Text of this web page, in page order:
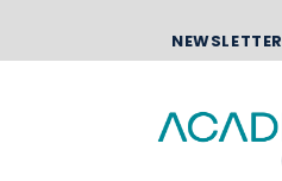
NEWSLETTER